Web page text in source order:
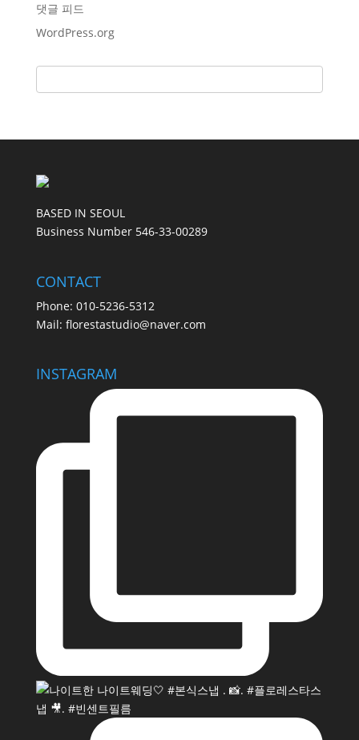
댓글 피드
WordPress.org
BASED IN SEOUL
Business Number 546-33-00289
CONTACT
Phone: 010-5236-5312
Mail: florestastudio@naver.com
INSTAGRAM